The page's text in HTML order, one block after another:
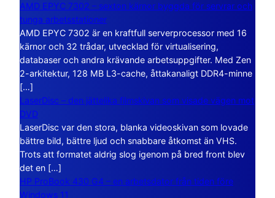
AMD EPYC 7302 – sexton kärnor byggda för servrar och
tunga arbetsstationer
AMD EPYC 7302 är en kraftfull serverprocessor med 16
kärnor och 32 trådar, utvecklad för virtualisering,
databaser och andra krävande arbetsuppgifter. Med Zen
2-arkitektur, 128 MB L3-cache, åttakanaligt DDR4-minne
[…]
LaserDisc – den jättelika filmskivan som visade vägen mot
DVD
LaserDisc var den stora, blanka videoskivan som lovade
bättre bild, bättre ljud och snabbare åtkomst än VHS.
Trots att formatet aldrig slog igenom på bred front blev
det en […]
HP ProBook 430 G4 – en arbetsdator från tiden före
Windows 11